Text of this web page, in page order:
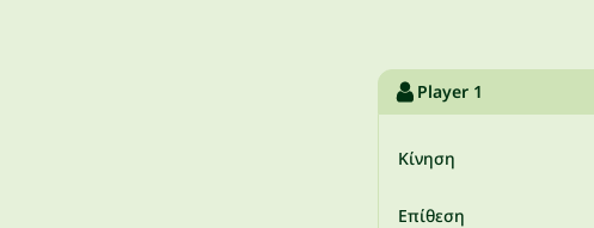
Player 1
Κίνηση
Επίθεση